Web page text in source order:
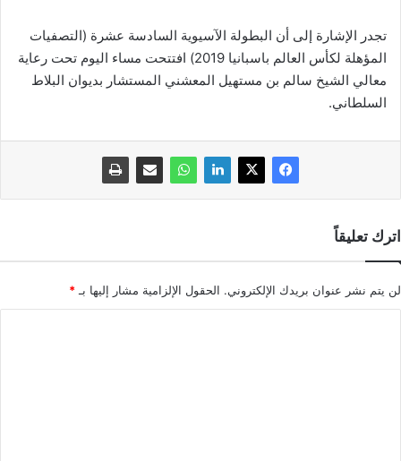
تجدر الإشارة إلى أن البطولة الآسيوية السادسة عشرة (التصفيات
المؤهلة لكأس العالم باسبانيا 2019) افتتحت مساء اليوم تحت رعاية
معالي الشيخ سالم بن مستهيل المعشني المستشار بديوان البلاط
السلطاني.
اترك تعليقاً
لن يتم نشر عنوان بريدك الإلكتروني. الحقول الإلزامية مشار إليها بـ *